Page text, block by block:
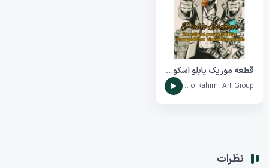
قطعه موزیک پابلو اسکوبار
Maestro Rahimi Art Group
نظرات